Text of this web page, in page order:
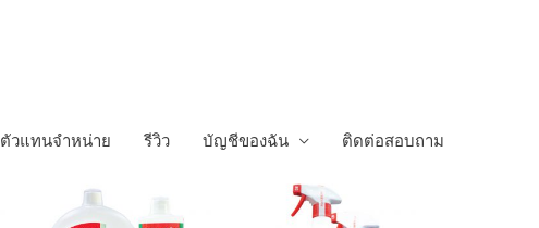
ตัวแทนจำหน่าย รีวิว บัญชีของฉัน ติดต่อสอบถาม